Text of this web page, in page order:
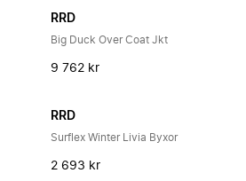
RRD
Big Duck Over Coat Jkt
9 762 kr
RRD
Surflex Winter Livia Byxor
2 693 kr